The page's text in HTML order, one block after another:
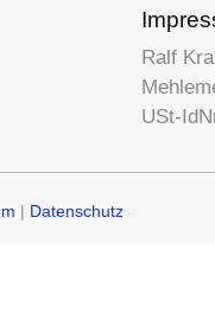
Ralf
USt-
| Datenschutz